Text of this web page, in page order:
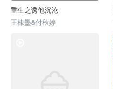
重生之诱他沉沦
王棣墨&付秋婷